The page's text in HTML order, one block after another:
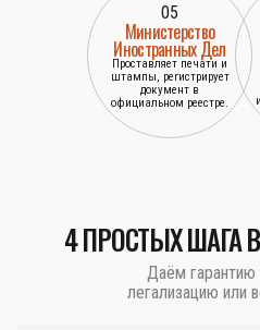
05
Министерство
Иностранных Дел
Проставляет печати и
штампы, регистрирует
документ в
официальном реестре.
4 ПРОСТЫХ ШАГА
Даём гарантию
легализацию или